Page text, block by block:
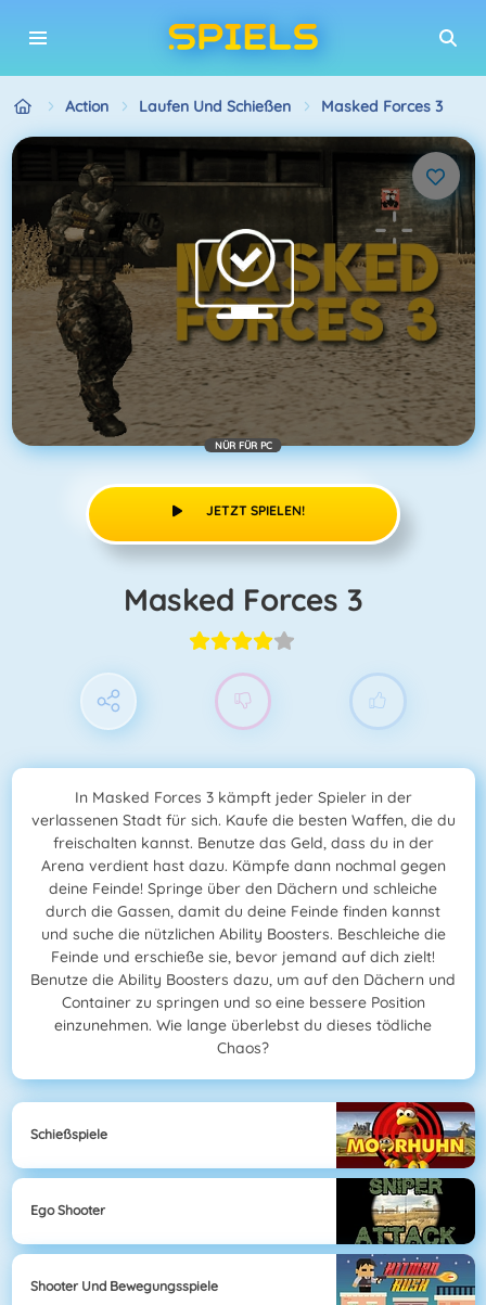
Action Laufen Und Schießen Masked Forces 3
NÜR FÜR PC
JETZT SPIELEN!
Masked Forces 3
In Masked Forces 3 kämpft jeder Spieler in der
verlassenen Stadt für sich. Kaufe die besten Waffen, die du
freischalten kannst. Benutze das Geld, dass du in der
Arena verdient hast dazu. Kämpfe dann nochmal gegen
deine Feinde! Springe über den Dächern und schleiche
durch die Gassen, damit du deine Feinde finden kannst
und suche die nützlichen Ability Boosters. Beschleiche die
Feinde und erschieße sie, bevor jemand auf dich zielt!
Benutze die Ability Boosters dazu, um auf den Dächern und
Container zu springen und so eine bessere Position
einzunehmen. Wie lange überlebst du dieses tödliche
Chaos?
Schießspiele
Ego Shooter
Shooter Und Bewegungsspiele